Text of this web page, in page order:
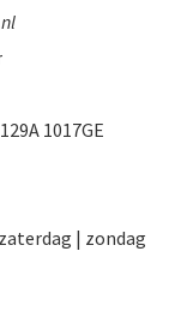
1017GE
| zondag